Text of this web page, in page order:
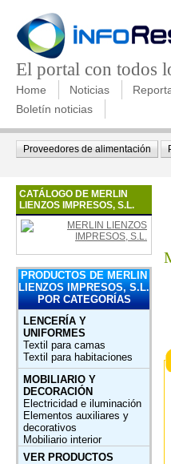
El portal con todos
Home Noticias
Boletín noticias
Proveedores de alimentación
CATÁLOGO DE MERLIN
LIENZOS IMPRESOS, S.L.
PRODUCTOS DE MERLIN
LIENZOS IMPRESOS, S.L.
POR CATEGORÍAS
LENCERÍA Y
UNIFORMES
Textil para camas
Textil para habitaciones
MOBILIARIO Y
DECORACIÓN
Electricidad e iluminación
Elementos auxiliares y
decorativos
Mobiliario interior
VER PRODUCTOS